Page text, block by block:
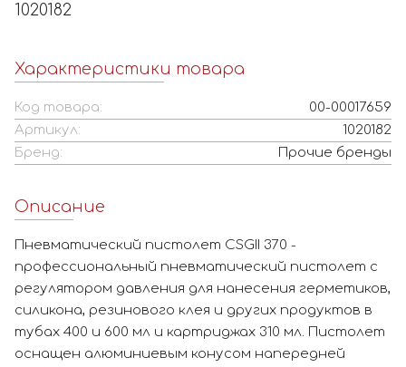
1020182
Характеристики товара
Код товара:
00-00017659
Артикул:
1020182
Бренд:
Прочие бренды
Описание
Пневматический пистолет CSGII 370 -
профессиональный пневматический пистолет с
регулятором давления для нанесения герметиков,
силикона, резинового клея и других продуктов в
тубах 400 и 600 мл и картриджах 310 мл. Пистолет
оснащен алюминиевым конусом напередней